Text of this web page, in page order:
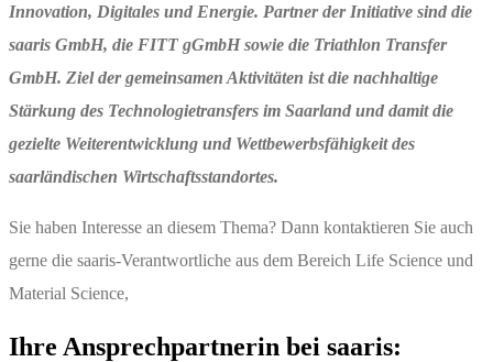
Innovation, Digitales und Energie. Partner der Initiative sind die
saaris GmbH, die FITT gGmbH sowie die Triathlon Transfer
GmbH. Ziel der gemeinsamen Aktivitäten ist die nachhaltige
Stärkung des Technologietransfers im Saarland und damit die
gezielte Weiterentwicklung und Wettbewerbsfähigkeit des
saarländischen Wirtschaftsstandortes.
Sie haben Interesse an diesem Thema? Dann kontaktieren Sie auch
gerne die saaris-Verantwortliche aus dem Bereich Life Science und
Material Science,
Ihre Ansprechpartnerin bei saaris: